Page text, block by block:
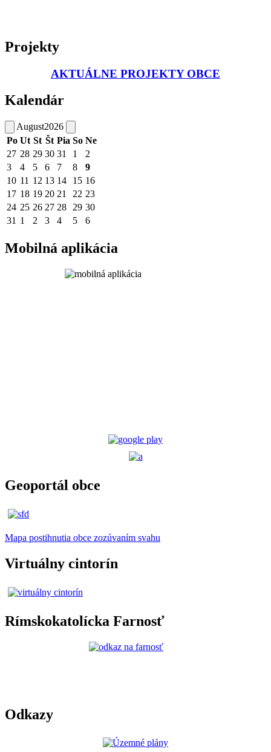
Projekty
AKTUÁLNE PROJEKTY OBCE
Kalendár
August2026
Po Ut St Št Pia So Ne
27 28 29 30 31 1
2
3
4 5 6 7 8
9
10 11 12 13 14 15 16
17 18 19 20 21 22 23
24 25 26 27 28 29 30
31 1 2 3 4 5 6
Mobilná aplikácia
Geoportál obce
Mapa postihnutia obce zozúvaním svahu
Virtuálny cintorín
Rímskokatolícka Farnosť
Odkazy